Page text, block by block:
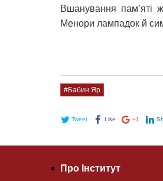
Вшанування пам’яті
Менори лампадок й
#Бабин Яр
Tweet Like +1
Про Інститут